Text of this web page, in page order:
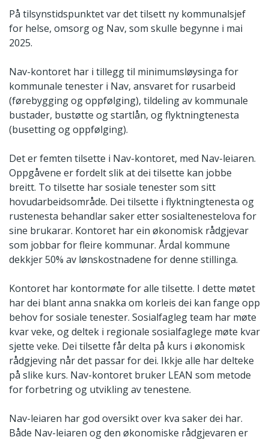
På tilsynstidspunktet var det tilsett ny kommunalsjef
for helse, omsorg og Nav, som skulle begynne i mai
2025.
Nav-kontoret har i tillegg til minimumsløysinga for
kommunale tenester i Nav, ansvaret for rusarbeid
(førebygging og oppfølging), tildeling av kommunale
bustader, bustøtte og startlån, og flyktningtenesta
(busetting og oppfølging).
Det er femten tilsette i Nav-kontoret, med Nav-leiaren.
Oppgåvene er fordelt slik at dei tilsette kan jobbe
breitt. To tilsette har sosiale tenester som sitt
hovudarbeidsområde. Dei tilsette i flyktningtenesta og
rustenesta behandlar saker etter sosialtenestelova for
sine brukarar. Kontoret har ein økonomisk rådgjevar
som jobbar for fleire kommunar. Årdal kommune
dekkjer 50% av lønskostnadene for denne stillinga.
Kontoret har kontormøte for alle tilsette. I dette møtet
har dei blant anna snakka om korleis dei kan fange opp
behov for sosiale tenester. Sosialfagleg team har møte
kvar veke, og deltek i regionale sosialfaglege møte kvar
sjette veke. Dei tilsette får delta på kurs i økonomisk
rådgjeving når det passar for dei. Ikkje alle har delteke
på slike kurs. Nav-kontoret bruker LEAN som metode
for forbetring og utvikling av tenestene.
Nav-leiaren har god oversikt over kva saker dei har.
Både Nav-leiaren og den økonomiske rådgjevaren er